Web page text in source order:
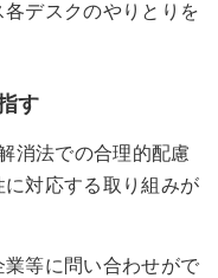
デスクのやりとりを
す
消法での合理的配慮
対応する取り組みが
等に問い合わせがで